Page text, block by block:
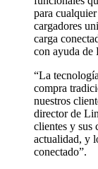
para
cargadores
carga
con ayuda
“La
compra
nuestros
director de
clientes y sus
actualidad, y
conectado”.